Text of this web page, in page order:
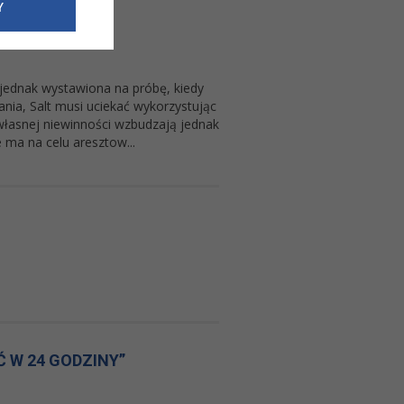
wystawiona na próbę, kiedy
Salt musi uciekać wykorzystując
niewinności wzbudzają jednak
na celu aresztow...
W 24 GODZINY”